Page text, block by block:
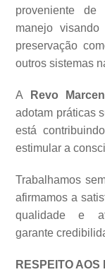
proveniente
manejo
preservação
outros sistemas
A Revo
adotam práticas
está
estimular a
Trabalhamos
afirmamos a
qualidade e
garante
RESPEITO AOS